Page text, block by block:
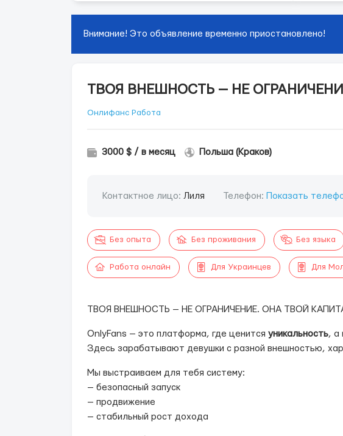
Внимание! Это объявление временно приостановлено!
ТВОЯ ВНЕШНОСТЬ — НЕ
Онлифанс Работа
3000 $ / в месяц Польша (Краков)
Контактное лицо: Лиля Телефон: Показать
Без опыта Без проживания Без языка
Работа онлайн Для Украинцев Для
ТВОЯ ВНЕШНОСТЬ — НЕ ОГРАНИЧЕНИЕ. ОНА ТВОЙ
OnlyFans — это платформа, где ценится уникальность, а
Здесь зарабатывают девушки с разной внешностью,
Мы выстраиваем для тебя систему:
— безопасный запуск
— продвижение
— стабильный рост дохода